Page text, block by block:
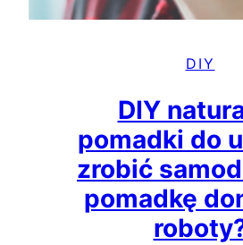
DIY
DIY
pomadki do
zrobić
pomadkę